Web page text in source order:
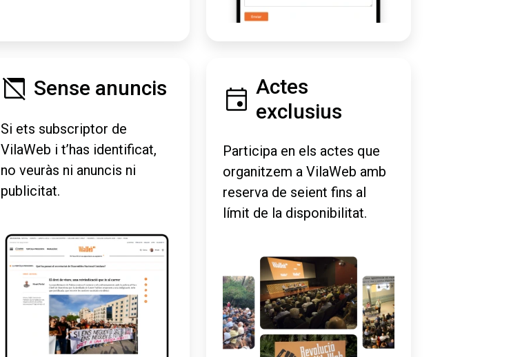
Sense anuncis
Si ets subscriptor de
VilaWeb i t’has identificat,
no veuràs ni anuncis ni
publicitat.
Actes
exclusius
Participa en els actes que
organitzem a VilaWeb amb
reserva de seient fins al
límit de la disponibilitat.